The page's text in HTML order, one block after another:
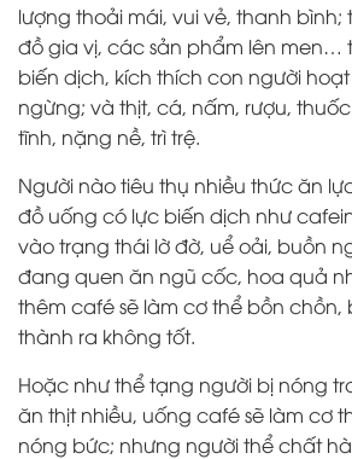
lượng thoải mái, vui vẻ, thanh bình;
đồ gia vị, các sản phẩm lên men…
biến dịch, kích thích con người
ngừng; và thịt, cá, nấm, rượu,
tĩnh, nặng nề, trì trệ.
Người nào tiêu thụ nhiều thức ăn
đồ uống có lực biến dịch như
vào trạng thái lờ đờ, uể oải, buồn
đang quen ăn ngũ cốc, hoa quả
thêm café sẽ làm cơ thể bồn
thành ra không tốt.
Hoặc như thể tạng người bị nóng
ăn thịt nhiều, uống café sẽ làm cơ
nóng bức; nhưng người thể chất